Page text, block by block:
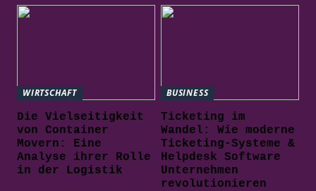
WIRTSCHAFT
Die Vielseitigkeit
von Container
Movern: Eine
Analyse ihrer Rolle
in der Logistik
BUSINESS
Ticketing im
Wandel: Wie moderne
Ticketing-Systeme &
Helpdesk Software
Unternehmen
revolutionieren